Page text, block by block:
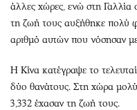
άλλες χώρες, ενώ στη
τη ζωή τους αυξήθηκε πολύ
αριθμό αυτών που νόσησαν με
Η Κίνα κατέγραψε το
δύο θανάτους. Στη χώρα
3,332 έχασαν τη ζωή τους.